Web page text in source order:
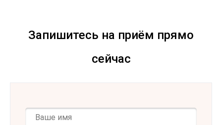
Запишитесь на приём прямо
сейчас
Имя